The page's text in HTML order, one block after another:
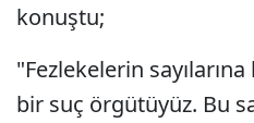
konuştu;
"Fezlekelerin
bir suç örgütüyüz. Bu